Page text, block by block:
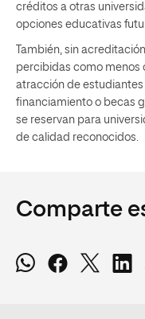
créditos a otras
opciones educativas
También, sin
percibidas como menos
atracción de
financiamiento o becas
se reservan para
de calidad reconocidos.
Comparte